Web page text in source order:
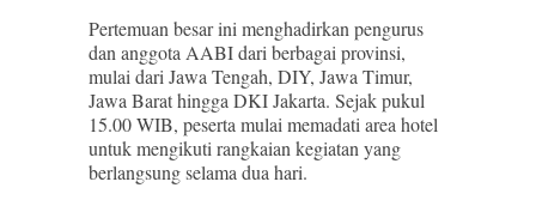
Pertemuan besar ini menghadirkan pengurus
dan anggota AABI dari berbagai provinsi,
mulai dari Jawa Tengah, DIY, Jawa Timur,
Jawa Barat hingga DKI Jakarta. Sejak pukul
15.00 WIB, peserta mulai memadati area hotel
untuk mengikuti rangkaian kegiatan yang
berlangsung selama dua hari.